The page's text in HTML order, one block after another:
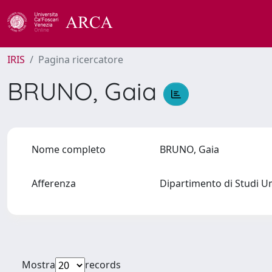
IRIS Pagina ricercatore
BRUNO, Gaia
Nome completo BRUNO, Gaia
Afferenza Dipartimento di Studi
Mostra
records